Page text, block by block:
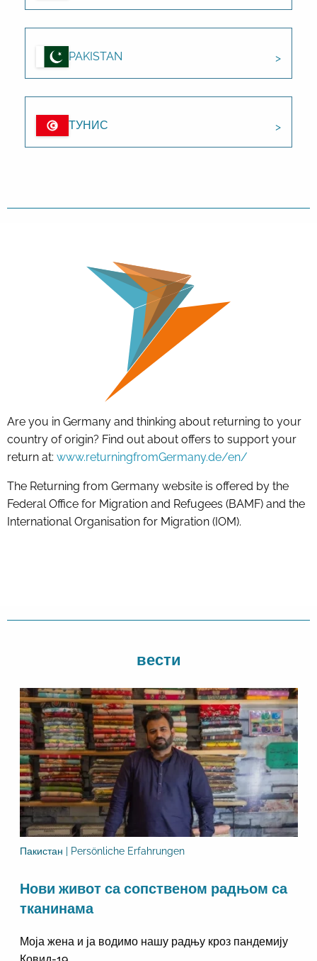
PAKISTAN
ТУНИС
Are you in Germany and thinking about returning to your
country of origin? Find out about offers to support your
return at: www.returningfromGermany.de/en/
The Returning from Germany website is offered by the
Federal Office for Migration and Refugees (BAMF) and the
International Organisation for Migration (IOM).
вести
Пакистан | Persönliche Erfahrungen
Нови живот са сопственом радњом са
тканинама
Моја жена и ја водимо нашу радњу кроз пандемију